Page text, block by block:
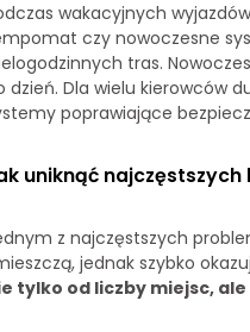
wakacyjnych
czy nowoczesne
tras.
dzień. Dla wielu kierowców
poprawiające
uniknąć
z najczęstszych
jednak szybko
tylko od liczby miejsc,